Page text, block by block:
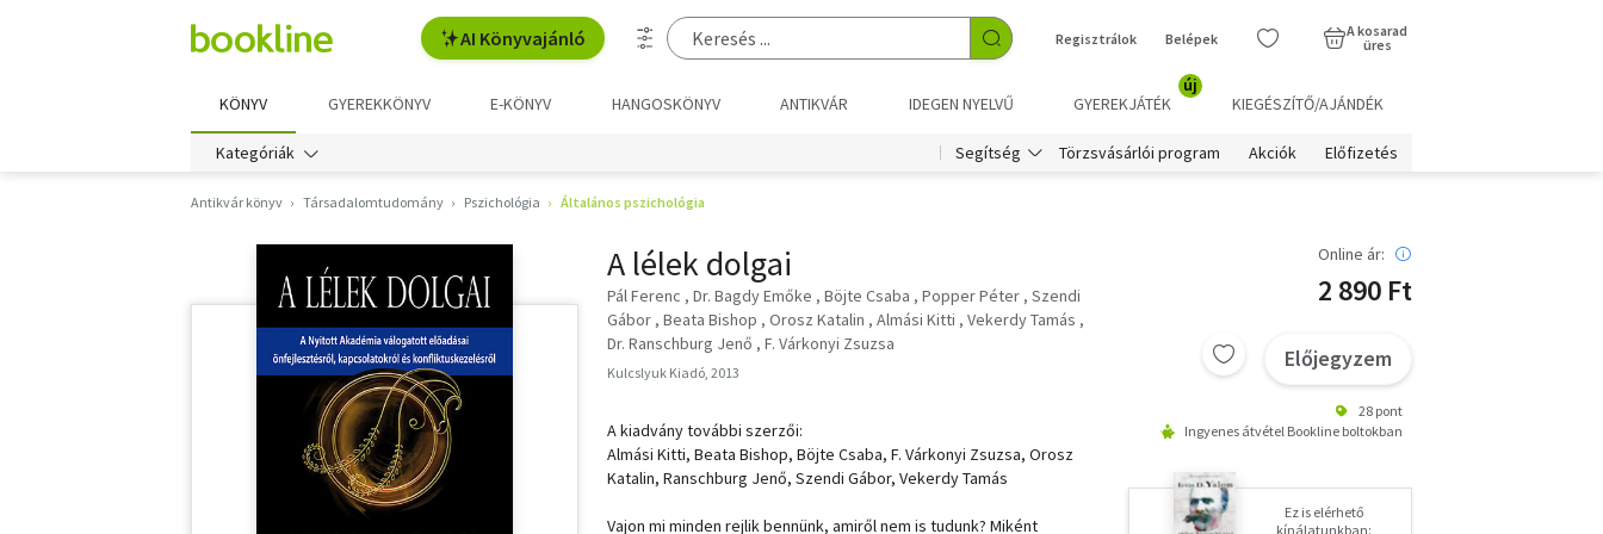
AI Könyvajánló Regisztrálok Belépek
A kosarad
üres
KÖNYV GYEREKKÖNYV E-KÖNYV HANGOSKÖNYV ANTIKVÁR IDEGEN NYELVŰ GYEREKJÁTÉK
új
KIEGÉSZÍTŐ/AJÁNDÉK
Kategóriák Segítség Törzsvásárlói program Akciók Előfizetés
Antikvár könyv Társadalomtudomány Pszichológia Általános pszichológia
A lélek dolgai
Pál Ferenc Dr. Bagdy Emőke Böjte Csaba Popper Péter Szendi
Gábor Beata Bishop Orosz Katalin Almási Kitti
Vekerdy Tamás
Dr. Ranschburg Jenő
F. Várkonyi Zsuzsa
Kulcslyuk Kiadó, 2013
A kiadvány további szerzői:
Almási Kitti, Beata Bishop, Böjte Csaba, F. Várkonyi Zsuzsa, Orosz
Katalin, Ranschburg Jenő, Szendi Gábor, Vekerdy Tamás
Vajon mi minden rejlik bennünk, amiről nem is tudunk? Miként
Online ár:
2 890 Ft
Előjegyzem
28 pont
Ingyenes átvétel Bookline boltokban
Ez is elérhető
kínálatunkban: